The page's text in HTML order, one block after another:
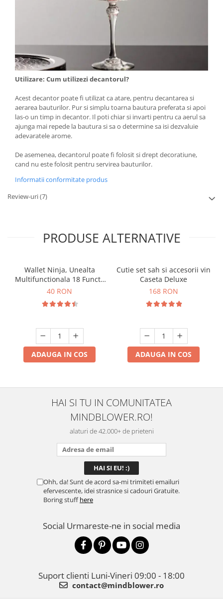
Utilizare: Cum utilizezi decantorul?
Acest decantor poate fi utilizat ca atare, pentru decantarea si
aerarea bauturilor. Pur si simplu toarna bautura preferata si apoi
las-o un timp in decantor. Il poti chiar si invarti pentru ca aerul sa
ajunga mai repede la bautura si sa o determine sa isi dezvaluie
adevaratele arome.
De asemenea, decantorul poate fi folosit si drept decoratiune,
cand nu este folosit pentru servirea bauturilor.
Informatii conformitate produs
Review-uri(7)
PRODUSE ALTERNATIVE
Wallet Ninja, Unealta
Multifunctionala 18 Functii
Care Incape in Orice
40 RON
ADAUGA IN COS
Cutie set sah si accesorii vin
Caseta Deluxe
168 RON
ADAUGA IN COS
HAI SI TU IN COMUNITATEA
MINDBLOWER.RO!
alaturi de 42.000+ de prieteni
Ohh, da! Sunt de acord sa-mi trimiteti emailuri
efervescente, idei strasnice si cadouri Gratuite.
Boring stuffhere
Social Urmareste-ne in social media
Suport clienti Luni-Vineri 09:00 - 18:00
contact@mindblower.ro